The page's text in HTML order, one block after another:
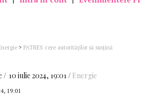
> PATRES cere autorităților să susțină
10 iulie 2024, 19:01 Energie
19:01